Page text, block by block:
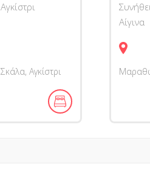
Αγκίστρι
Σκάλα, Αγκίστρι
Αίγινα